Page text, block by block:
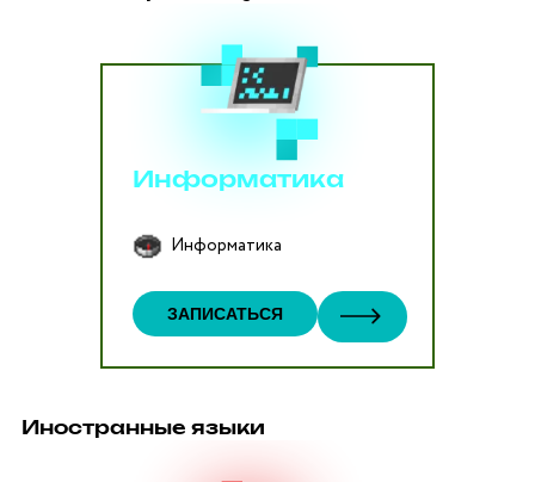
Информатика
Информатика
ЗАПИСАТЬСЯ
Иностранные языки